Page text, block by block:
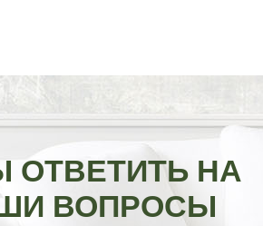
ОТВЕТИТЬ НА
ВОПРОСЫ